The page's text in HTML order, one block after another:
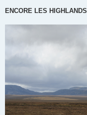
ENCORE LES HIGHLANDS